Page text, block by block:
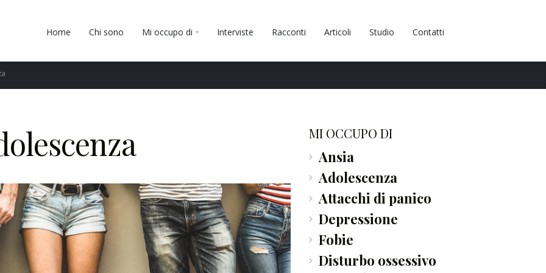
Home Chi sono Mi occupo di Interviste Racconti Articoli Studio Contatti
MI OCCUPO DI
Ansia
Adolescenza
Attacchi di panico
Depressione
Fobie
Disturbo ossessivo